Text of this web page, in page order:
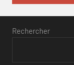
Rechercher